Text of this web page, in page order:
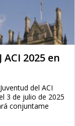
2025 en
del ACI
3 de julio de 2025
conjuntame